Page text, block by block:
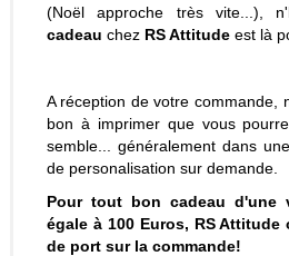
(Noël approche très vite...),
cadeau chez RS Attitudeest là
A réception de votre commande,
bon à imprimer que vous
semble... généralement dans
de personalisation sur demande.
Pour tout bon cadeau d'une
égale à 100 Euros, RS
de port sur la commande!